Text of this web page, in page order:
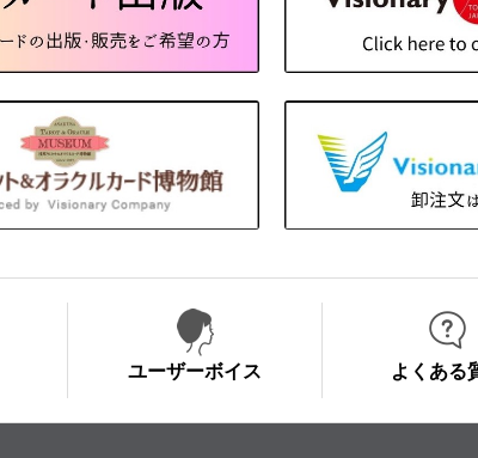
ユーザーボイス よくある